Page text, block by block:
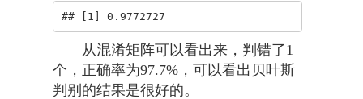
## [1] 0.9772727
从混淆矩阵可以看出来，判错了1
个，正确率为97.7%，可以看出贝叶斯
判别的结果是很好的。